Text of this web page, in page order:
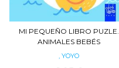
MI PEQUEÑO LIBRO PUZLE.
ANIMALES BEBÉS
, YOYO